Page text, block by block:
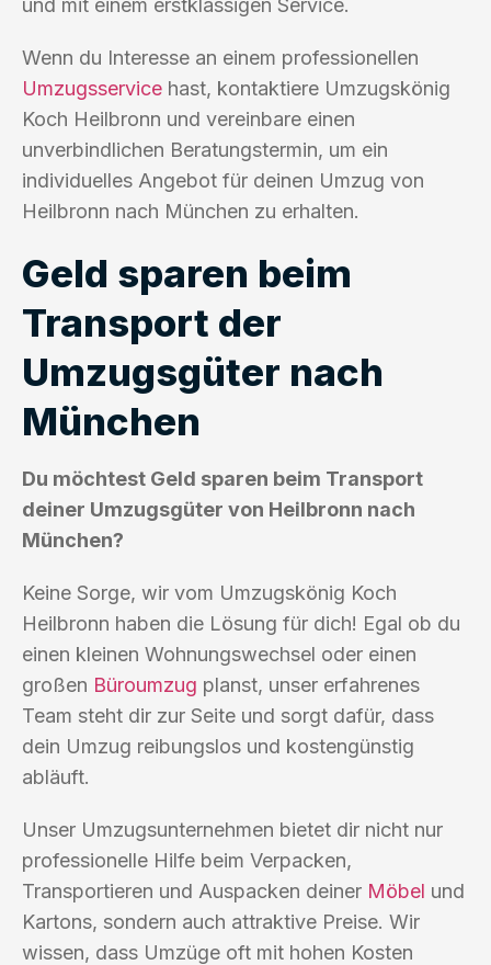
und mit einem erstklassigen Service.
Wenn du Interesse an einem professionellen
Umzugsservice hast, kontaktiere Umzugskönig
Koch Heilbronn und vereinbare einen
unverbindlichen Beratungstermin, um ein
individuelles Angebot für deinen Umzug von
Heilbronn nach München zu erhalten.
Geld sparen beim
Transport der
Umzugsgüter nach
München
Du möchtest Geld sparen beim Transport
deiner Umzugsgüter von Heilbronn nach
München?
Keine Sorge, wir vom Umzugskönig Koch
Heilbronn haben die Lösung für dich! Egal ob du
einen kleinen Wohnungswechsel oder einen
großen Büroumzug planst, unser erfahrenes
Team steht dir zur Seite und sorgt dafür, dass
dein Umzug reibungslos und kostengünstig
abläuft.
Unser Umzugsunternehmen bietet dir nicht nur
professionelle Hilfe beim Verpacken,
Transportieren und Auspacken deiner Möbel und
Kartons, sondern auch attraktive Preise. Wir
wissen, dass Umzüge oft mit hohen Kosten